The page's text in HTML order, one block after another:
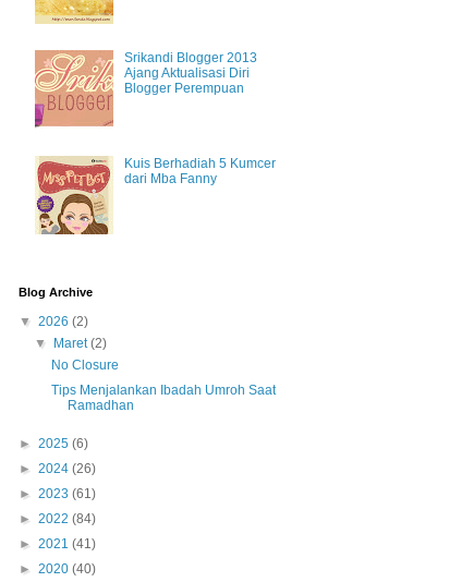
Srikandi Blogger 2013
Ajang Aktualisasi Diri
Blogger Perempuan
Kuis Berhadiah 5 Kumcer
dari Mba Fanny
Blog Archive
▼ 2026 (2)
▼ Maret(2)
No Closure
Tips Menjalankan Ibadah Umroh Saat
Ramadhan
► 2025 (6)
► 2024 (26)
► 2023 (61)
► 2022 (84)
► 2021 (41)
► 2020 (40)